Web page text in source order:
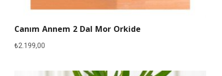
Canım Annem 2 Dal Mor Orkide
₺2.199,00